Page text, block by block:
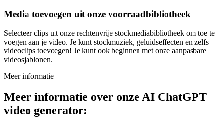
Media toevoegen uit onze voorraadbibliotheek
Selecteer clips uit onze rechtenvrije stockmediabibliotheek om toe te
voegen aan je video. Je kunt stockmuziek, geluidseffecten en zelfs
videoclips toevoegen! Je kunt ook beginnen met onze aanpasbare
videosjablonen.
Meer informatie
Meer informatie over onze AI ChatGPT
video generator: